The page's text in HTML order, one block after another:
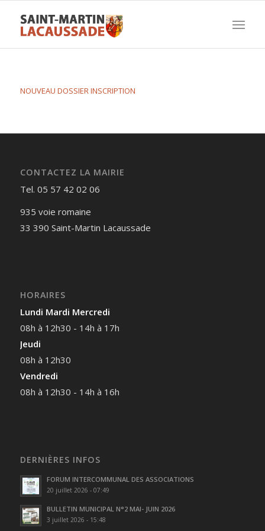
NOUVEAU DOSSIER INSCRIPTION
CONTACTEZ LA MAIRIE
Tel. 05 57 42 02 06
935 voie romaine
33 390 Saint-Martin Lacaussade
HORAIRES
Lundi Mardi Mercredi
08h à 12h30 - 14h à 17h
Jeudi
08h à 12h30
Vendredi
08h à 12h30 - 14h à 16h
DERNIÈRES INFOS
FORUM INTERCOMMUNAL DES ASSOCIATIONS
20 juillet 2026 - 07:49
BULLETIN MUNICIPAL N°2 MAI- JUIN 2026
3 juillet 2026 - 15:48